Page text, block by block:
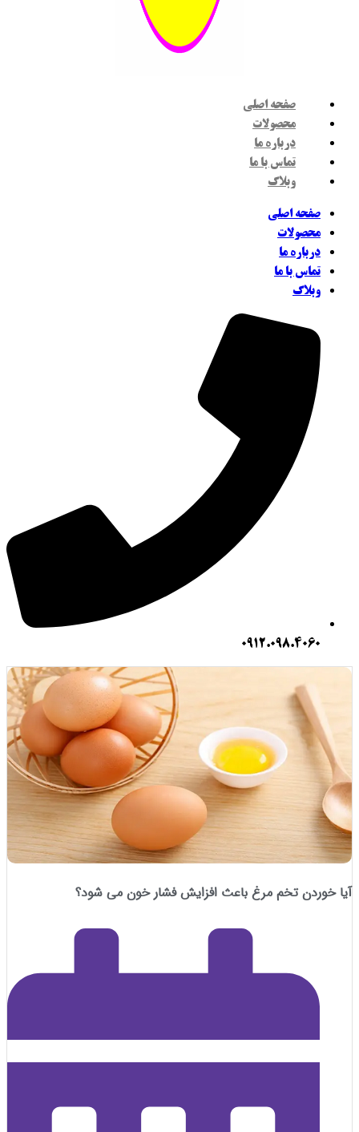
صفحه اصلی
محصولات
درباره ما
تماس با ما
وبلاگ
صفحه اصلی
محصولات
درباره ما
تماس با ما
وبلاگ
0912.098.4060
تخم مرغ باعث افزایش فشار خون می شود؟